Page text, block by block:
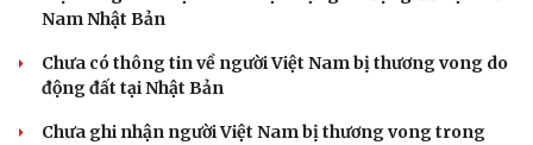
Nam Nhật Bản
Chưa có thông tin về người Việt Nam bị thương vong do
động đất tại Nhật Bản
Chưa ghi nhận người Việt Nam bị thương vong trong